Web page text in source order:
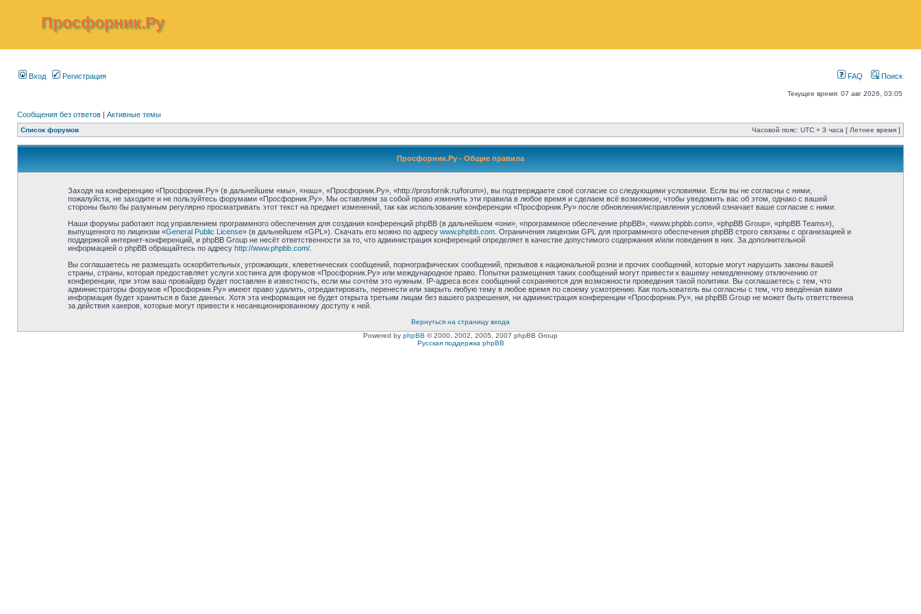
Просфорник.Ру
Вход Регистрация FAQ Поиск
Текущее время: 07 авг 2026, 03:05
Сообщения без ответов | Активные темы
Список форумов Часовой пояс: UTC + 3 часа [ Летнее время ]
Просфорник.Ру - Общие правила
Заходя на конференцию «Просфорник.Ру» (в дальнейшем «мы», «наш», «Просфорник.Ру», «http://prosfornik.ru/forum»), вы подтверждаете своё согласие со следующими условиями. Если вы не согласны с ними,
пожалуйста, не заходите и не пользуйтесь форумами «Просфорник.Ру». Мы оставляем за собой право изменять эти правила в любое время и сделаем всё возможное, чтобы уведомить вас об этом, однако с вашей
стороны было бы разумным регулярно просматривать этот текст на предмет изменений, так как использование конференции «Просфорник.Ру» после обновления/исправления условий означает ваше согласие с ними.
Наши форумы работают под управлением программного обеспечения для создания конференций phpBB (в дальнейшем «они», «программное обеспечение phpBB», «www.phpbb.com», «phpBB Group», «phpBB Teams»),
выпущенного по лицензии «General Public License» (в дальнейшем «GPL»). Скачать его можно по адресу www.phpbb.com. Ограничения лицензии GPL для программного обеспечения phpBB строго связаны с организацией и
поддержкой интернет-конференций, и phpBB Group не несёт ответственности за то, что администрация конференций определяет в качестве допустимого содержания и/или поведения в них. За дополнительной
информацией о phpBB обращайтесь по адресу http://www.phpbb.com/.
Вы соглашаетесь не размещать оскорбительных, угрожающих, клеветнических сообщений, порнографических сообщений, призывов к национальной розни и прочих сообщений, которые могут нарушить законы вашей
страны, страны, которая предоставляет услуги хостинга для форумов «Просфорник.Ру» или международное право. Попытки размещения таких сообщений могут привести к вашему немедленному отключению от
конференции, при этом ваш провайдер будет поставлен в известность, если мы сочтём это нужным. IP-адреса всех сообщений сохраняются для возможности проведения такой политики. Вы соглашаетесь с тем, что
администраторы форумов «Просфорник.Ру» имеют право удалить, отредактировать, перенести или закрыть любую тему в любое время по своему усмотрению. Как пользователь вы согласны с тем, что введённая вами
информация будет храниться в базе данных. Хотя эта информация не будет открыта третьим лицам без вашего разрешения, ни администрация конференции «Просфорник.Ру», ни phpBB Group не может быть ответственна
за действия хакеров, которые могут привести к несанкционированному доступу к ней.
Вернуться на страницу входа
Powered by phpBB © 2000, 2002, 2005, 2007 phpBB Group
Русская поддержка phpBB